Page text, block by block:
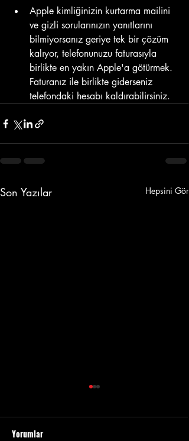
Apple kimliğinizin kurtarma mailini
ve gizli sorularınızın yanıtlarını
bilmiyorsanız geriye tek bir çözüm
kalıyor, telefonunuzu faturasıyla
birlikte en yakın Apple'a götürmek.
Faturanız ile birlikte giderseniz
telefondaki hesabı kaldırabilirsiniz.
Son Yazılar Hepsini Gör
Akıllı telefonların hayatımızın
Yorumlar